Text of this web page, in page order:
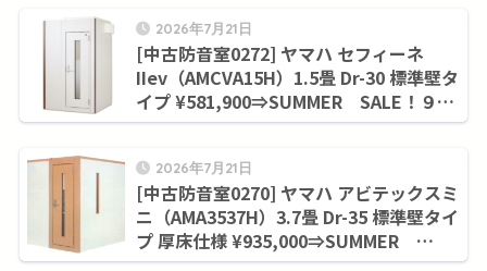
2026年7月21日
[中古防音室0272] ヤマハ セフィーネ
IIev（AMCVA15H）1.5畳 Dr-30 標準壁タ
イプ ¥581,900⇒SUMMER SALE！９月
末まで¥506,000
2026年7月21日
[中古防音室0270] ヤマハ アビテックスミ
ニ（AMA3537H）3.7畳 Dr-35 標準壁タイ
プ 厚床仕様 ¥935,000⇒SUMMER
SALE！９月末まで¥858,000